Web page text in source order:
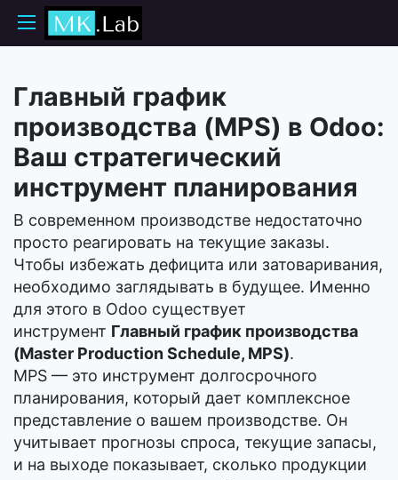
Главный график
производства (MPS) в Odoo:
Ваш стратегический
инструмент планирования
В современном производстве недостаточно
просто реагировать на текущие заказы.
Чтобы избежать дефицита или затоваривания,
необходимо заглядывать в будущее. Именно
для этого в Odoo существует
инструмент Главный график производства
(Master Production Schedule, MPS).
MPS — это инструмент долгосрочного
планирования, который дает комплексное
представление о вашем производстве. Он
учитывает прогнозы спроса, текущие запасы,
и на выходе показывает, сколько продукции